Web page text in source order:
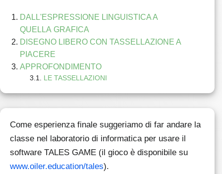
DALL'ESPRESSIONE LINGUISTICA A
QUELLA GRAFICA
DISEGNO LIBERO CON TASSELLAZIONE A
PIACERE
APPROFONDIMENTO
LE TASSELLAZIONI
Come esperienza finale suggeriamo di far andare la
classe nel laboratorio di informatica per usare il
software TALES GAME (il gioco è disponibile su
www.oiler.education/tales).